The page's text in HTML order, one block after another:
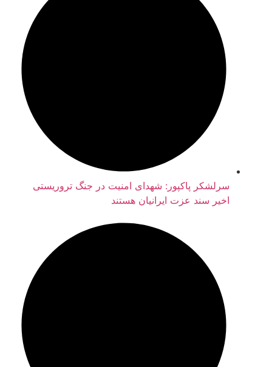
سرلشکر پاکپور: شهدای امنیت در جنگ تروریستی
اخیر سند عزت ایرانیان هستند